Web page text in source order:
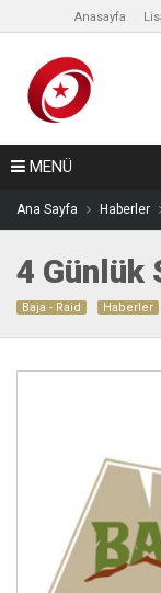
Anasayfa
MENÜ
Ana Sayfa Haberler
4 Günlük
Baja - Raid Haberler